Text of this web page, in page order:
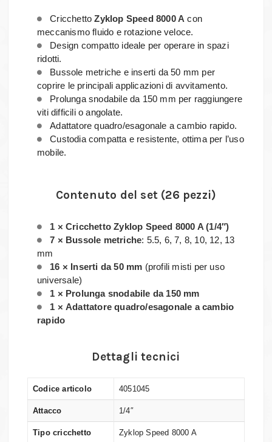
CricchettoZyklop Speed 8000 A con
meccanismo fluido e rotazione veloce.
Design compatto ideale per operare in spazi
ridotti.
Bussole metriche e inserti da 50 mm per
coprire le principali applicazioni di avvitamento.
Prolunga snodabile da 150 mm per raggiungere
viti difficili o angolate.
Adattatore quadro/esagonale a cambio rapido.
Custodia compatta e resistente, ottima per l’uso
mobile.
Contenuto del set (26 pezzi)
1 × Cricchetto Zyklop Speed 8000 A (1/4″)
7 × Bussole metriche: 5.5, 6, 7, 8, 10, 12, 13
mm
16 × Inserti da 50 mm (profili misti per uso
universale)
1 × Prolunga snodabile da 150 mm
1 × Adattatore quadro/esagonale a cambio
rapido
Dettagli tecnici
Codice articolo 4051045
Attacco 1/4″
Tipo cricchetto Zyklop Speed 8000 A